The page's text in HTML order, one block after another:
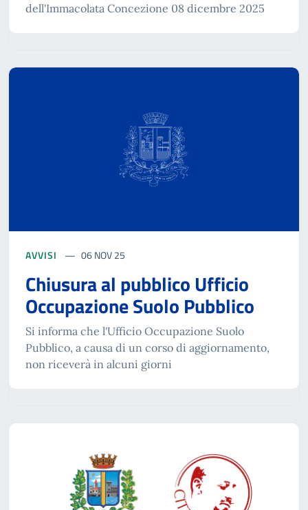
dell'Immacolata Concezione 08 dicembre 2025
AVVISI 06 NOV 25
Chiusura al pubblico Ufficio
Occupazione Suolo Pubblico
Si informa che l'Ufficio Occupazione Suolo
Pubblico, a causa di un corso di aggiornamento,
non riceverà in alcuni giorni